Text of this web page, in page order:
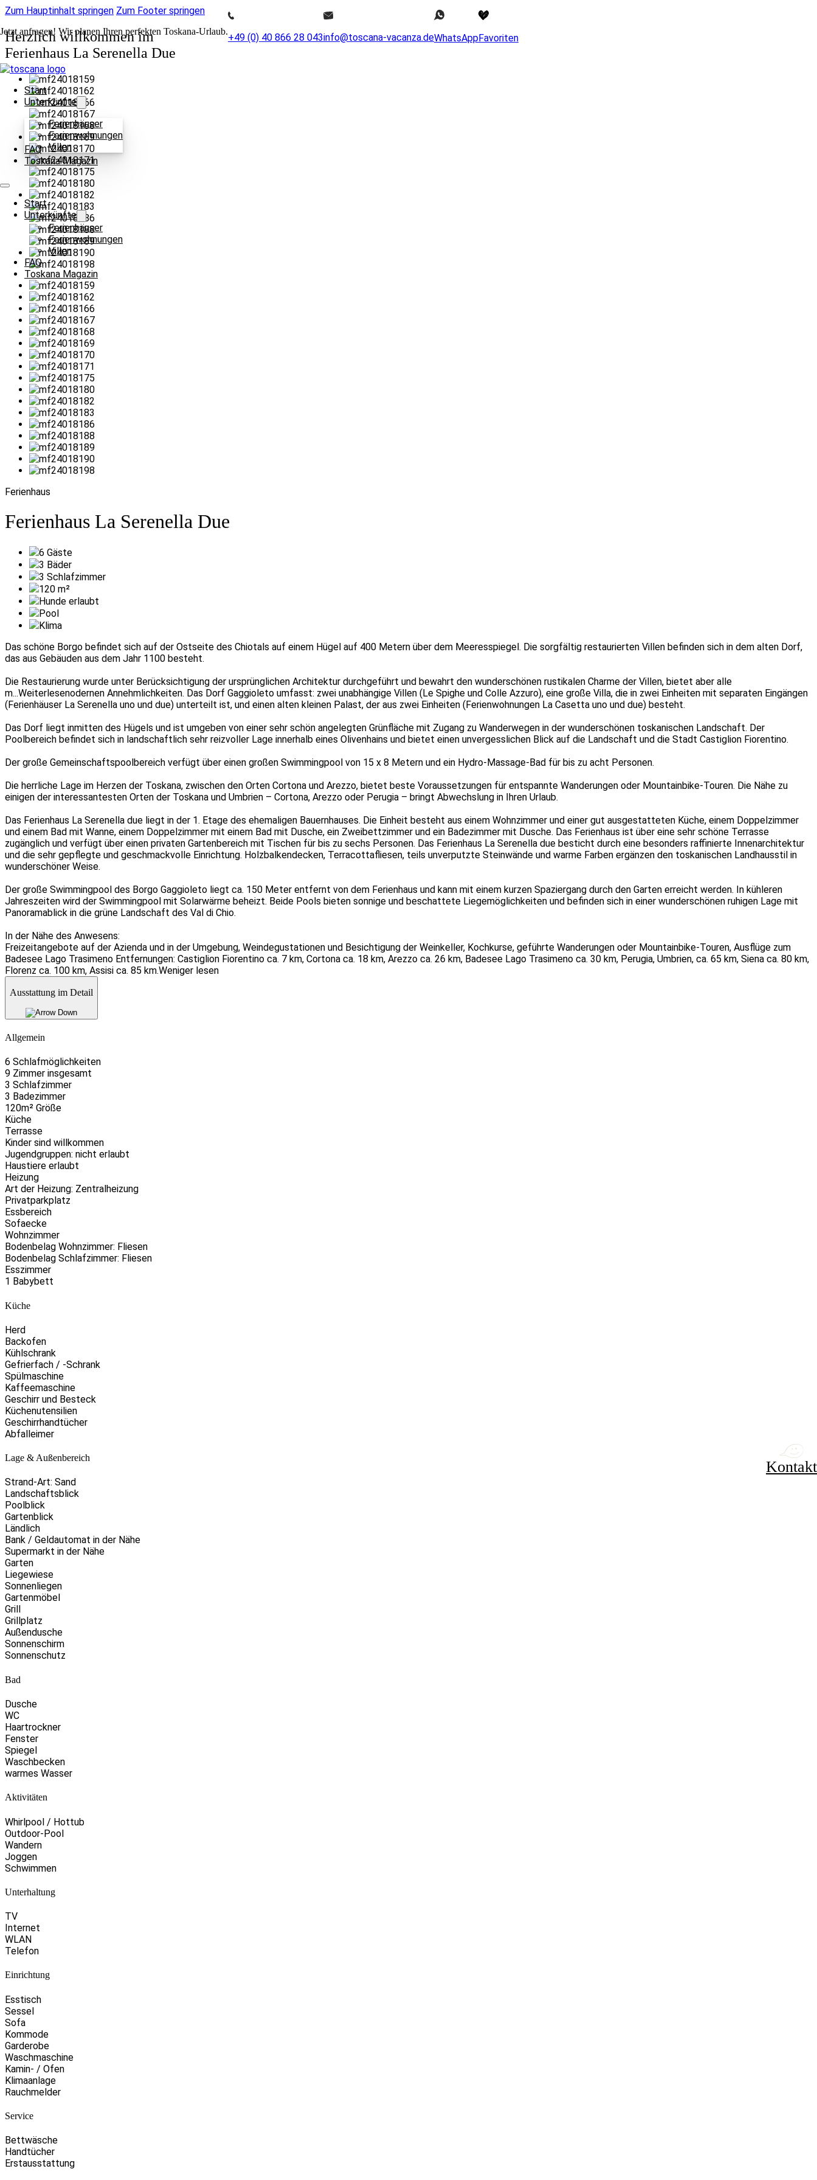
Zum Hauptinhalt springen Zum Footer springen
Jetzt anfragen! Wir planen Ihren perfekten Toskana-Urlaub.
+49 (0) 40 866 28 043info@toscana-vacanza.deWhatsAppFavoriten
Start
Unterkünfte
Ferienhäuser
Ferienwohnungen
Villen
FAQ
Toskana Magazin
Start
Unterkünfte
Ferienhäuser
Ferienwohnungen
Villen
FAQ
Toskana Magazin
Kontakt
Herzlich willkommen im
Ferienhaus La Serenella Due
Ferienhaus
Ferienhaus La Serenella Due
6 Gäste
3 Bäder
3 Schlafzimmer
120 m²
Hunde erlaubt
Pool
Klima
Das schöne Borgo befindet sich auf der Ostseite des Chiotals auf einem Hügel auf 400 Metern über dem Meeresspiegel. Die sorgfältig restaurierten Villen befinden sich in dem alten Dorf,
das aus Gebäuden aus dem Jahr 1100 besteht.
Die Restaurierung wurde unter Berücksichtigung der ursprünglichen Architektur durchgeführt und bewahrt den wunderschönen rustikalen Charme der Villen, bietet aber alle
m...Weiterlesenodernen Annehmlichkeiten. Das Dorf Gaggioleto umfasst: zwei unabhängige Villen (Le Spighe und Colle Azzuro), eine große Villa, die in zwei Einheiten mit separaten Eingängen
(Ferienhäuser La Serenella uno und due) unterteilt ist, und einen alten kleinen Palast, der aus zwei Einheiten (Ferienwohnungen La Casetta uno und due) besteht.
Das Dorf liegt inmitten des Hügels und ist umgeben von einer sehr schön angelegten Grünfläche mit Zugang zu Wanderwegen in der wunderschönen toskanischen Landschaft. Der
Poolbereich befindet sich in landschaftlich sehr reizvoller Lage innerhalb eines Olivenhains und bietet einen unvergesslichen Blick auf die Landschaft und die Stadt Castiglion Fiorentino.
Der große Gemeinschaftspoolbereich verfügt über einen großen Swimmingpool von 15 x 8 Metern und ein Hydro-Massage-Bad für bis zu acht Personen.
Die herrliche Lage im Herzen der Toskana, zwischen den Orten Cortona und Arezzo, bietet beste Voraussetzungen für entspannte Wanderungen oder Mountainbike-Touren. Die Nähe zu
einigen der interessantesten Orten der Toskana und Umbrien – Cortona, Arezzo oder Perugia – bringt Abwechslung in Ihren Urlaub.
Das Ferienhaus La Serenella due liegt in der 1. Etage des ehemaligen Bauernhauses. Die Einheit besteht aus einem Wohnzimmer und einer gut ausgestatteten Küche, einem Doppelzimmer
und einem Bad mit Wanne, einem Doppelzimmer mit einem Bad mit Dusche, ein Zweibettzimmer und ein Badezimmer mit Dusche. Das Ferienhaus ist über eine sehr schöne Terrasse
zugänglich und verfügt über einen privaten Gartenbereich mit Tischen für bis zu sechs Personen. Das Ferienhaus La Serenella due besticht durch eine besonders raffinierte Innenarchitektur
und die sehr gepflegte und geschmackvolle Einrichtung. Holzbalkendecken, Terracottafliesen, teils unverputzte Steinwände und warme Farben ergänzen den toskanischen Landhausstil in
wunderschöner Weise.
Der große Swimmingpool des Borgo Gaggioleto liegt ca. 150 Meter entfernt von dem Ferienhaus und kann mit einem kurzen Spaziergang durch den Garten erreicht werden. In kühleren
Jahreszeiten wird der Swimmingpool mit Solarwärme beheizt. Beide Pools bieten sonnige und beschattete Liegemöglichkeiten und befinden sich in einer wunderschönen ruhigen Lage mit
Panoramablick in die grüne Landschaft des Val di Chio.
In der Nähe des Anwesens:
Freizeitangebote auf der Azienda und in der Umgebung, Weindegustationen und Besichtigung der Weinkeller, Kochkurse, geführte Wanderungen oder Mountainbike-Touren, Ausflüge zum
Badesee Lago Trasimeno Entfernungen: Castiglion Fiorentino ca. 7 km, Cortona ca. 18 km, Arezzo ca. 26 km, Badesee Lago Trasimeno ca. 30 km, Perugia, Umbrien, ca. 65 km, Siena ca. 80 km,
Florenz ca. 100 km, Assisi ca. 85 km.Weniger lesen
Ausstattung im Detail
Allgemein
6 Schlafmöglichkeiten
9 Zimmer insgesamt
3 Schlafzimmer
3 Badezimmer
120m² Größe
Küche
Terrasse
Kinder sind willkommen
Jugendgruppen: nicht erlaubt
Haustiere erlaubt
Heizung
Art der Heizung: Zentralheizung
Privatparkplatz
Essbereich
Sofaecke
Wohnzimmer
Bodenbelag Wohnzimmer: Fliesen
Bodenbelag Schlafzimmer: Fliesen
Esszimmer
1 Babybett
Küche
Herd
Backofen
Kühlschrank
Gefrierfach / -Schrank
Spülmaschine
Kaffeemaschine
Geschirr und Besteck
Küchenutensilien
Geschirrhandtücher
Abfalleimer
Lage & Außenbereich
Strand-Art: Sand
Landschaftsblick
Poolblick
Gartenblick
Ländlich
Bank / Geldautomat in der Nähe
Supermarkt in der Nähe
Garten
Liegewiese
Sonnenliegen
Gartenmöbel
Grill
Grillplatz
Außendusche
Sonnenschirm
Sonnenschutz
Bad
Dusche
WC
Haartrockner
Fenster
Spiegel
Waschbecken
warmes Wasser
Aktivitäten
Whirlpool / Hottub
Outdoor-Pool
Wandern
Joggen
Schwimmen
Unterhaltung
TV
Internet
WLAN
Telefon
Einrichtung
Esstisch
Sessel
Sofa
Kommode
Garderobe
Waschmaschine
Kamin- / Ofen
Klimaanlage
Rauchmelder
Service
Bettwäsche
Handtücher
Erstausstattung